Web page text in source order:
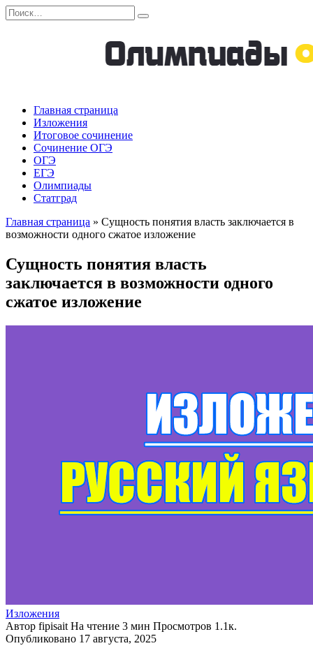
Перейти
к
Search
for:
Главная страница
Изложения
Итоговое сочинение
Сочинение ОГЭ
ОГЭ
ЕГЭ
Олимпиады
Статград
Главная страница » Сущность понятия власть заключается в
возможности одного сжатое изложение
Сущность понятия власть
заключается в возможности одного
сжатое изложение
Изложения
Автор fipisait На чтение 3 мин Просмотров 1.1к.
Опубликовано 17 августа, 2025